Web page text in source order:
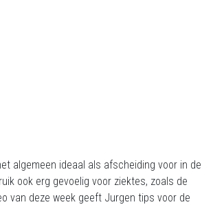
algemeen ideaal als afscheiding voor in de
ook erg gevoelig voor ziektes, zoals de
van deze week geeft Jurgen tips voor de